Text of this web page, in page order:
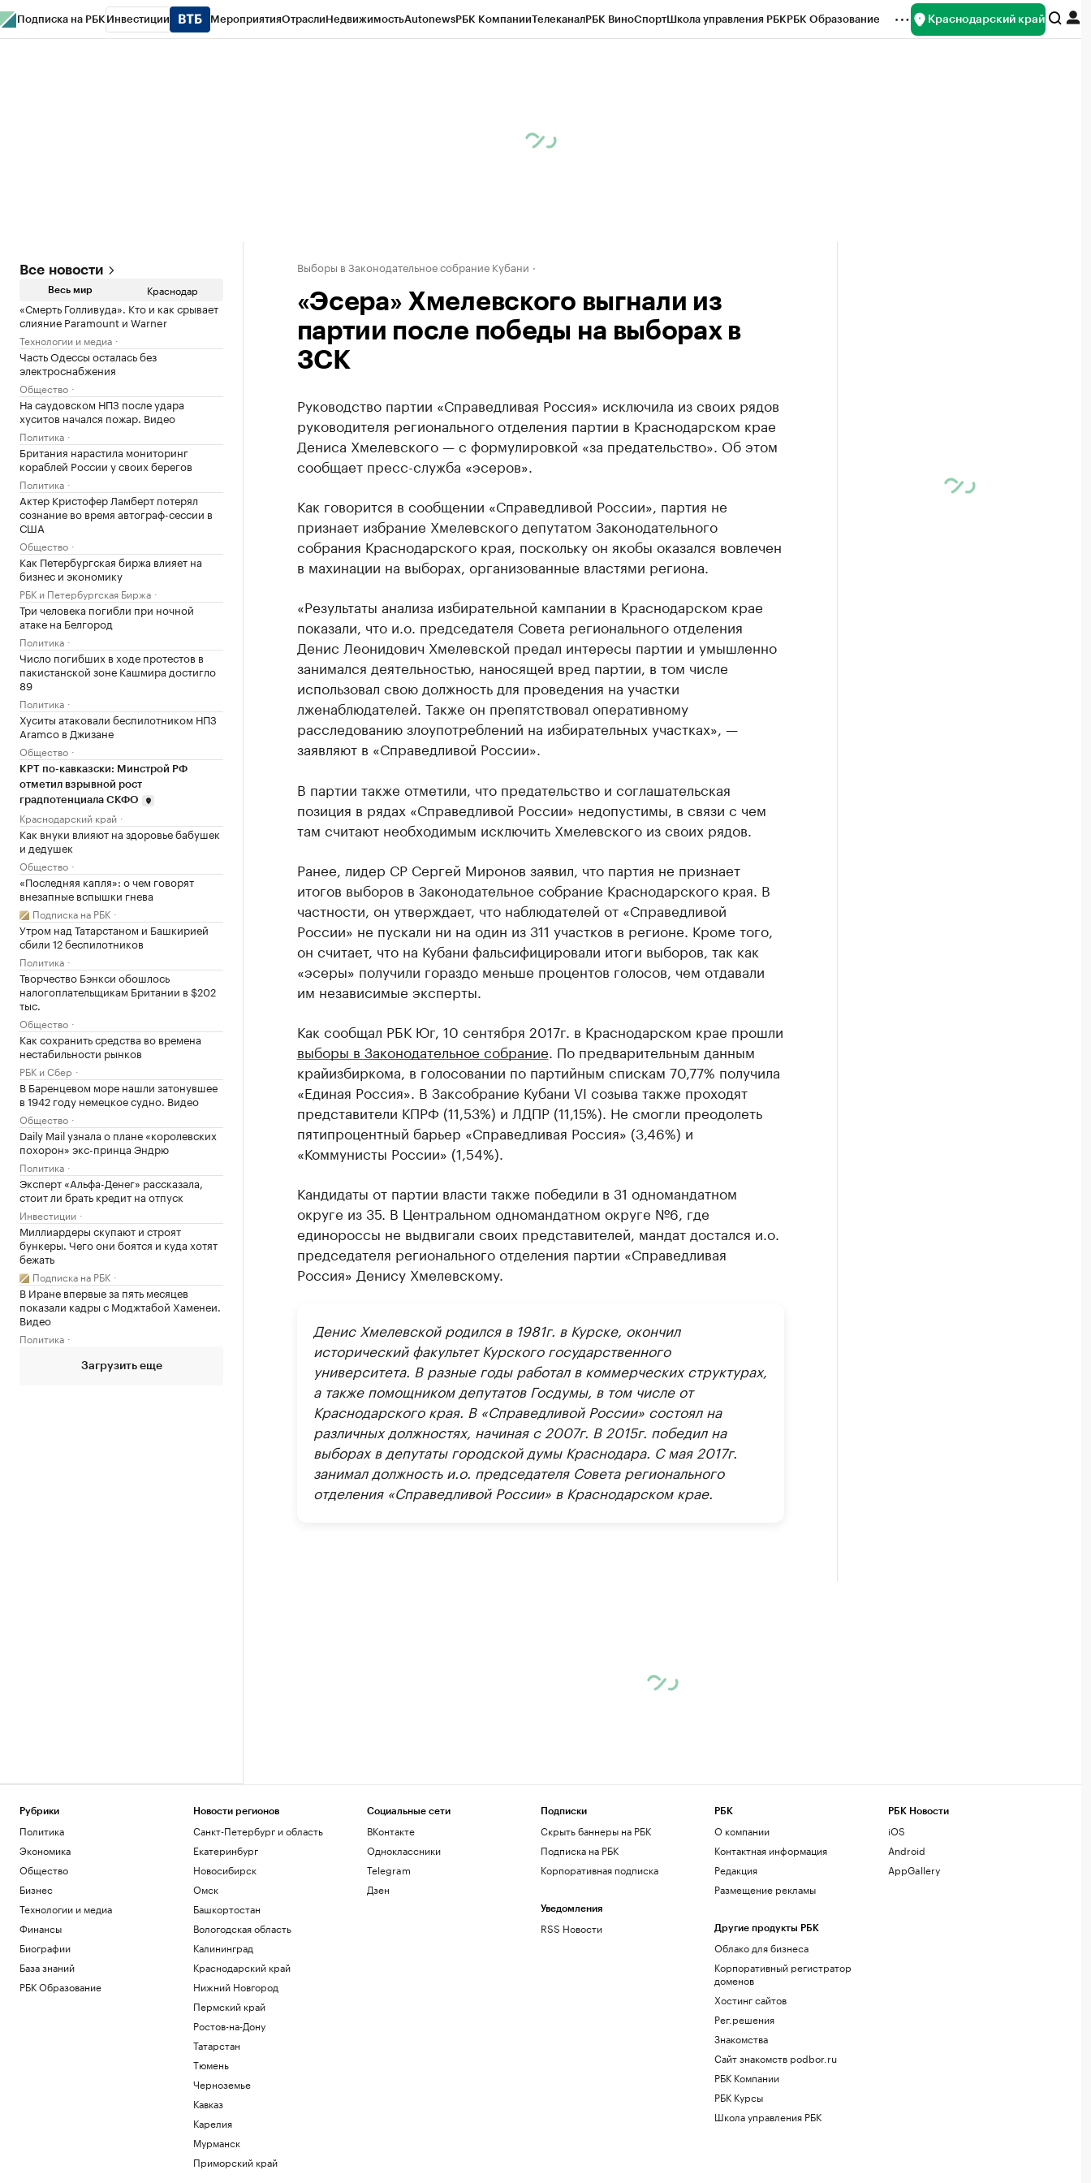
Подписка на РБК Инвестиции МероприятияОтраслиНедвижимостьAutonewsРБК КомпанииТелеканалРБК ВиноСпортШкола управления РБКРБК Образование Краснодарский край
Все новости
Весь мир Краснодар
«Смерть Голливуда». Кто и как срывает
слияние Paramount и Warner
Технологии и медиа
Часть Одессы осталась без
электроснабжения
Общество
На саудовском НПЗ после удара
хуситов начался пожар. Видео
Политика
Британия нарастила мониторинг
кораблей России у своих берегов
Политика
Актер Кристофер Ламберт потерял
сознание во время автограф-сессии в
США
Общество
Как Петербургская биржа влияет на
бизнес и экономику
РБК и Петербургская Биржа
Три человека погибли при ночной
атаке на Белгород
Политика
Число погибших в ходе протестов в
пакистанской зоне Кашмира достигло
89
Политика
Хуситы атаковали беспилотником НПЗ
Aramco в Джизане
Общество
КРТ по-кавказски: Минстрой РФ
отметил взрывной рост
градпотенциала СКФО
Краснодарский край
Как внуки влияют на здоровье бабушек
и дедушек
Общество
«Последняя капля»: о чем говорят
внезапные вспышки гнева
Подписка на РБК
Утром над Татарстаном и Башкирией
сбили 12 беспилотников
Политика
Творчество Бэнкси обошлось
налогоплательщикам Британии в $202
тыс.
Общество
Как сохранить средства во времена
нестабильности рынков
РБК и Сбер
В Баренцевом море нашли затонувшее
в 1942 году немецкое судно. Видео
Общество
Daily Mail узнала о плане «королевских
похорон» экс-принца Эндрю
Политика
Эксперт «Альфа-Денег» рассказала,
стоит ли брать кредит на отпуск
Инвестиции
Миллиардеры скупают и строят
бункеры. Чего они боятся и куда хотят
бежать
Подписка на РБК
В Иране впервые за пять месяцев
показали кадры с Моджтабой Хаменеи.
Видео
Политика
Загрузить еще
Выборы в Законодательное собрание Кубани
«Эсера» Хмелевского выгнали из
партии после победы на выборах в
ЗСК
Руководство партии «Справедливая Россия» исключила из своих рядов
руководителя регионального отделения партии в Краснодарском крае
Дениса Хмелевского — с формулировкой «за предательство». Об этом
сообщает пресс-служба «эсеров».
Как говорится в сообщении «Справедливой России», партия не
признает избрание Хмелевского депутатом Законодательного
собрания Краснодарского края, поскольку он якобы оказался вовлечен
в махинации на выборах, организованные властями региона.
«Результаты анализа избирательной кампании в Краснодарском крае
показали, что и.о. председателя Совета регионального отделения
Денис Леонидович Хмелевской предал интересы партии и умышленно
занимался деятельностью, наносящей вред партии, в том числе
использовал свою должность для проведения на участки
лженаблюдателей. Также он препятствовал оперативному
расследованию злоупотреблений на избирательных участках», —
заявляют в «Справедливой России».
В партии также отметили, что предательство и соглашательская
позиция в рядах «Справедливой России» недопустимы, в связи с чем
там считают необходимым исключить Хмелевского из своих рядов.
Ранее, лидер СР Сергей Миронов заявил, что партия не признает
итогов выборов в Законодательное собрание Краснодарского края. В
частности, он утверждает, что наблюдателей от «Справедливой
России» не пускали ни на один из 311 участков в регионе. Кроме того,
он считает, что на Кубани фальсифицировали итоги выборов, так как
«эсеры» получили гораздо меньше процентов голосов, чем отдавали
им независимые эксперты.
Как сообщал РБК Юг, 10 сентября 2017г. в Краснодарском крае прошли
выборы в Законодательное собрание . По предварительным данным
крайизбиркома, в голосовании по партийным спискам 70,77% получила
«Единая Россия». В Заксобрание Кубани VI созыва также проходят
представители КПРФ (11,53%) и ЛДПР (11,15%). Не смогли преодолеть
пятипроцентный барьер «Справедливая Россия» (3,46%) и
«Коммунисты России» (1,54%).
Кандидаты от партии власти также победили в 31 одномандатном
округе из 35. В Центральном одномандатном округе №6, где
единороссы не выдвигали своих представителей, мандат достался и.о.
председателя регионального отделения партии «Справедливая
Россия» Денису Хмелевскому.
Денис Хмелевской родился в 1981г. в Курске, окончил
исторический факультет Курского государственного
университета. В разные годы работал в коммерческих структурах,
а также помощником депутатов Госдумы, в том числе от
Краснодарского края. В «Справедливой России» состоял на
различных должностях, начиная с 2007г. В 2015г. победил на
выборах в депутаты городской думы Краснодара. С мая 2017г.
занимал должность и.о. председателя Совета регионального
отделения «Справедливой России» в Краснодарском крае.
Рубрики
Политика
Экономика
Общество
Бизнес
Технологии и медиа
Финансы
Биографии
База знаний
РБК Образование
Новости регионов
Санкт-Петербург и область
Екатеринбург
Новосибирск
Омск
Башкортостан
Вологодская область
Калининград
Краснодарский край
Нижний Новгород
Пермский край
Ростов-на-Дону
Татарстан
Тюмень
Черноземье
Кавказ
Карелия
Мурманск
Приморский край
Социальные сети
ВКонтакте
Одноклассники
Telegram
Дзен
Подписки
Скрыть баннеры на РБК
Подписка на РБК
Корпоративная подписка
Уведомления
RSS Новости
РБК
О компании
Контактная информация
Редакция
Размещение рекламы
Другие продукты РБК
Облако для бизнеса
Корпоративный регистратор
доменов
Хостинг сайтов
Рег.решения
Знакомства
Сайт знакомств podbor.ru
РБК Компании
РБК Курсы
Школа управления РБК
РБК Новости
iOS
Android
AppGallery